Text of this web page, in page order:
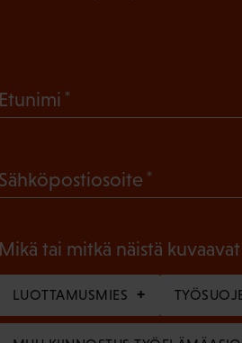
Etunimi
k
l
l
i
n
Sähköpostiosoite
l
Mikä tai mitkä näistä
LUOTTAMUSMIES